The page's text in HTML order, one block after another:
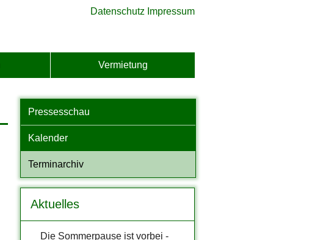
Vermietung
Datenschutz Impressum
Pressesschau
Kalender
Terminarchiv
Aktuelles
Die Sommerpause ist vorbei -